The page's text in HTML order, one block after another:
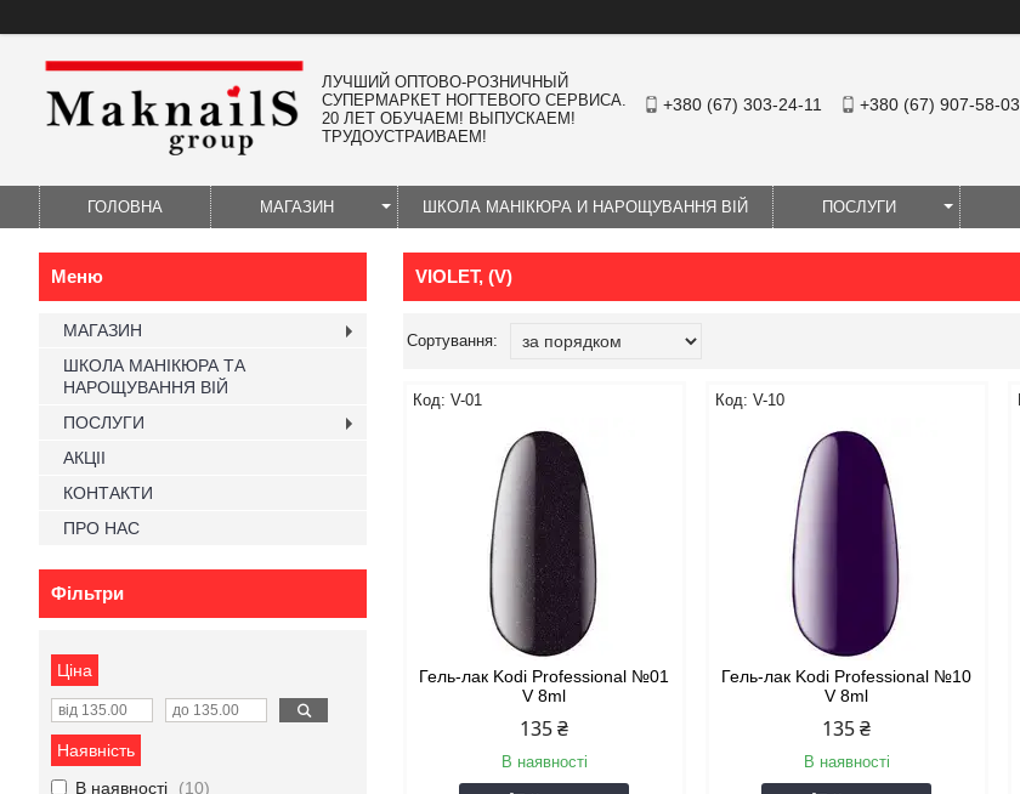
ЛУЧШИЙ ОПТОВО-РОЗНИЧНЫЙ
СУПЕРМАРКЕТ НОГТЕВОГО СЕРВИСА.
20 ЛЕТ ОБУЧАЕМ! ВЫПУСКАЕМ!
ТРУДОУСТРАИВАЕМ!
+380 (67) 303-24-11 +380 (67) 907-58-03
ГОЛОВНА МАГАЗИН ШКОЛА МАНІКЮРА И НАРОЩУВАННЯ ВІЙ ПОСЛУГИ
VIOLET, (V)
V-01
Гель-лак Kodi Professional №01
V 8ml
135 ₴
В наявності
V-10
Гель-лак Kodi Professional №10
V 8ml
135 ₴
В наявності
МАГАЗИН
ШКОЛА МАНІКЮРА ТА
НАРОЩУВАННЯ ВІЙ
ПОСЛУГИ
АКЦІІ
КОНТАКТИ
ПРО НАС
Фільтри
Ціна
Наявність
В наявності
10